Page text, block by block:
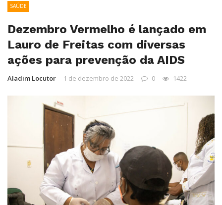
SAÚDE
Dezembro Vermelho é lançado em
Lauro de Freitas com diversas
ações para prevenção da AIDS
Aladim Locutor 1 de dezembro de 2022 0 1422